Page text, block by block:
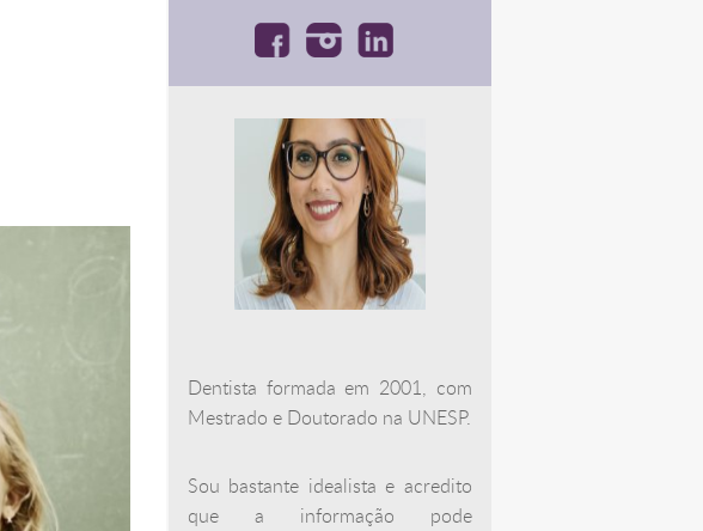
Dentista formada em 2001, com
Mestrado e Doutorado na UNESP.
Sou bastante idealista e acredito
que a informação pode